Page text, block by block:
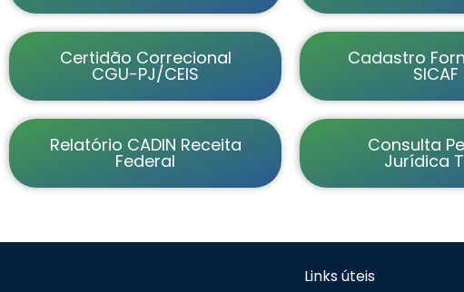
Certidão Correcional
CGU-PJ/CEIS
Cadastro
SICAF
Relatório CADIN Receita
Federal
Consulta
Jurídica
Links úteis